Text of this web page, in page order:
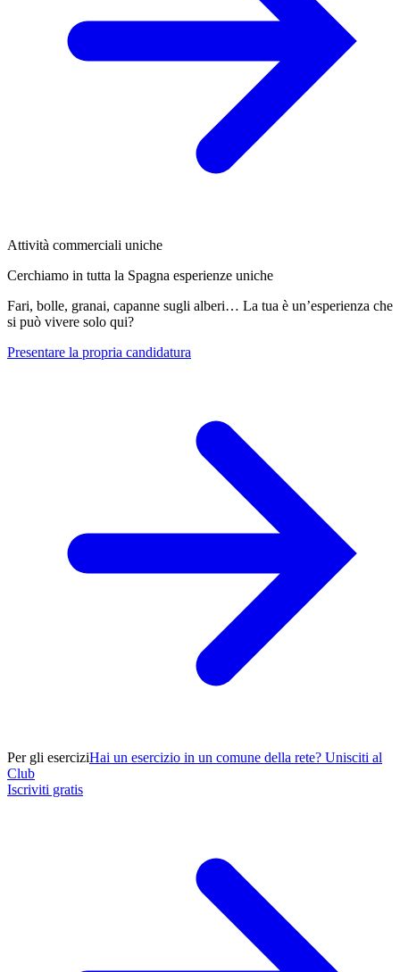
Attività commerciali uniche
Cerchiamo in tutta la Spagna esperienze uniche
Fari, bolle, granai, capanne sugli alberi… La tua è un’esperienza che
si può vivere solo qui?
Presentare la propria candidatura
Per gli eserciziHai un esercizio in un comune della rete? Unisciti al
Club
Iscriviti gratis